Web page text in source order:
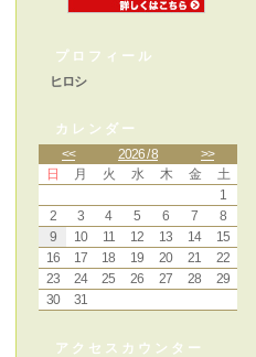
プロフィール
ヒロシ
カレンダー
<<
2026 / 8
>>
日
月 火 水 木 金
土
1
2
3 4 5 6 7
8
9
10 11 12 13 14
15
16
17 18 19 20 21
22
23
24 25 26 27 28
29
30
31
アクセスカウンター